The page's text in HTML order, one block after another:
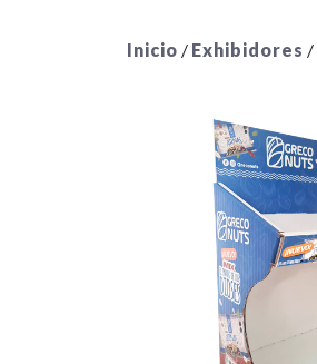
Inicio / Exhibidores /